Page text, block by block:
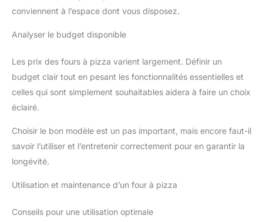
centres de réparation
conviennent à l’espace dont vous disposez.
Analyser le budget disponible
Les prix des fours à pizza varient largement. Définir un
budget clair tout en pesant les fonctionnalités essentielles et
celles qui sont simplement souhaitables aidera à faire un choix
éclairé.
Choisir le bon modèle est un pas important, mais encore faut-il
savoir l’utiliser et l’entretenir correctement pour en garantir la
longévité.
Utilisation et maintenance d’un four à pizza
Conseils pour une utilisation optimale